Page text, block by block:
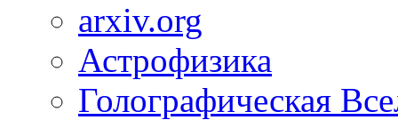
arxiv.org
Астрофизика
Голографическая